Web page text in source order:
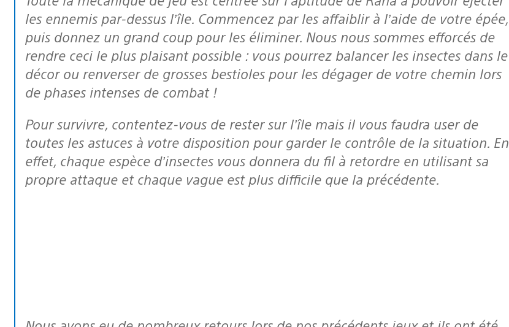
les ennemis par-dessus l’île. Commencez par les affaiblir à l’aide de votre épée,
puis donnez un grand coup pour les éliminer. Nous nous sommes efforcés de
rendre ceci le plus plaisant possible : vous pourrez balancer les insectes dans le
décor ou renverser de grosses bestioles pour les dégager de votre chemin lors
de phases intenses de combat !
Pour survivre, contentez-vous de rester sur l’île mais il vous faudra user de
toutes les astuces à votre disposition pour garder le contrôle de la situation. En
effet, chaque espèce d’insectes vous donnera du fil à retordre en utilisant sa
propre attaque et chaque vague est plus difficile que la précédente.